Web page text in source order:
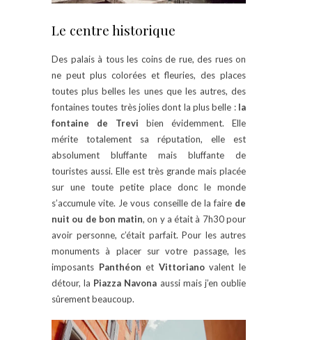
Le centre historique
Des palais à tous les coins de rue, des rues on
ne peut plus colorées et fleuries, des places
toutes plus belles les unes que les autres, des
fontaines toutes très jolies dont la plus belle : la
fontaine de Trevi bien évidemment. Elle
mérite totalement sa réputation, elle est
absolument bluffante mais bluffante de
touristes aussi. Elle est très grande mais placée
sur une toute petite place donc le monde
s’accumule vite. Je vous conseille de la faire de
nuit ou de bon matin, on y a était à 7h30 pour
avoir personne, c’était parfait. Pour les autres
monuments à placer sur votre passage, les
imposants Panthéon et Vittorianovalent le
détour, la Piazza Navona aussi mais j’en oublie
sûrement beaucoup.